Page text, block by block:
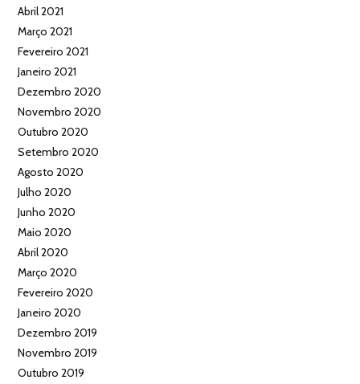
Abril 2021
Março 2021
Fevereiro 2021
Janeiro 2021
Dezembro 2020
Novembro 2020
Outubro 2020
Setembro 2020
Agosto 2020
Julho 2020
Junho 2020
Maio 2020
Abril 2020
Março 2020
Fevereiro 2020
Janeiro 2020
Dezembro 2019
Novembro 2019
Outubro 2019